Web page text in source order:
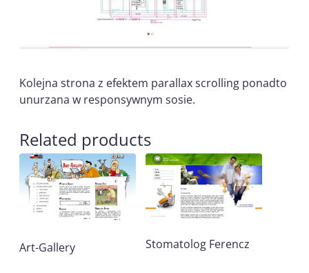
Kolejna strona z efektem parallax scrolling ponadto
unurzana w responsywnym sosie.
Related products
Art-Gallery Stomatolog Ferencz